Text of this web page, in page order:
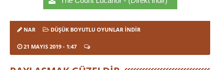
NAR DÜŞÜK BOYUTLU OYUNLAR İNDIR
21 MAYIS 2019 - 1:47